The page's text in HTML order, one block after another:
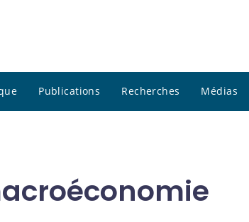
Publications Recherches Médias